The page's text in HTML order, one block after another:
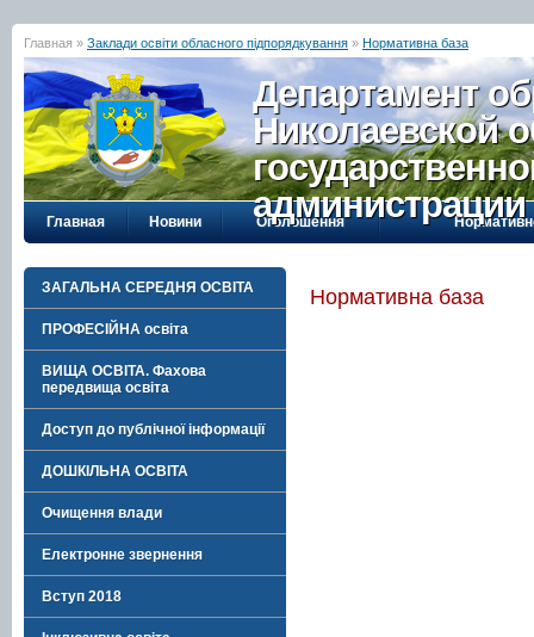
Главная » Заклади освіти обласного підпорядкування » Нормативна база
Департамент
Николаевской
администрации
Главная Новини Оголошення
ЗАГАЛЬНА СЕРЕДНЯ ОСВІТА
ПРОФЕСІЙНА освіта
ВИЩА ОСВІТА. Фахова
передвища освіта
Доступ до публічної інформації
ДОШКІЛЬНА ОСВІТА
Очищення влади
Електронне звернення
Вступ 2018
Нормативна база